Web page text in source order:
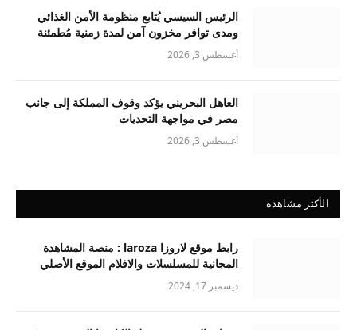
الرئيس السيسي يُتابع منظومة الأمن الغذائي
ومدى توافر مخزون آمن لمدة زمنية مُطمئنة
أغسطس 3, 2026
العاهل البحريني يؤكد وقوف المملكة إلى جانب
مصر في مواجهة التحديات
أغسطس 3, 2026
الأكثر مشاهدة
رابط موقع لاروزا laroza : منصة المشاهدة
المجانية للمسلسلات والافلام الموقع الأصلي
ديسمبر 17, 2024